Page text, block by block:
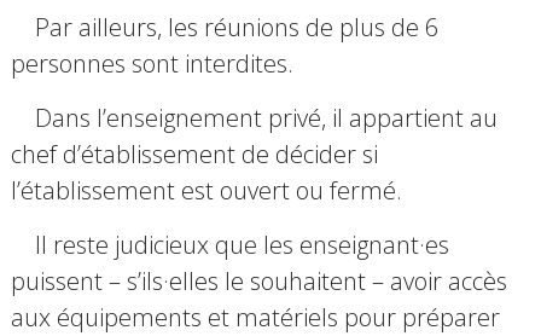
Par ailleurs, les réunions de plus de 6
personnes sont interdites.
Dans l’enseignement privé, il appartient au
chef d’établissement de décider si
l’établissement est ouvert ou fermé.
Il reste judicieux que les enseignant·es
puissent – s’ils·elles le souhaitent – avoir accès
aux équipements et matériels pour préparer